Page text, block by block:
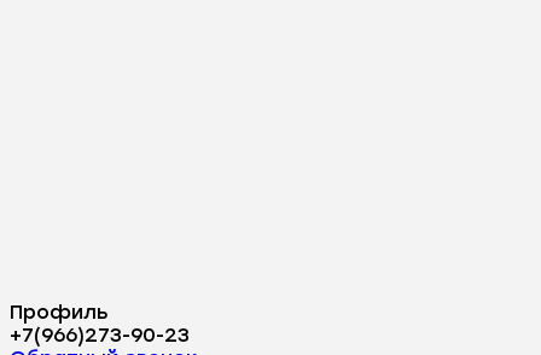
Профиль
+7(966)273-90-23